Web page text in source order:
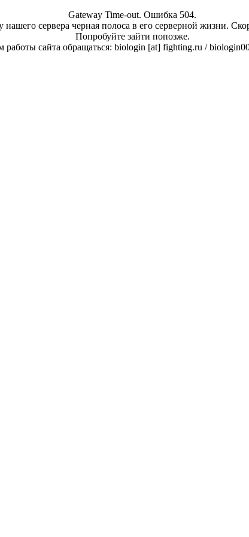
Gateway Time-out. Ошибка 504.
сервера черная полоса в его серверной жизни.
Попробуйте зайти попозже.
работы сайта обращаться: biologin [at] fighting.ru /